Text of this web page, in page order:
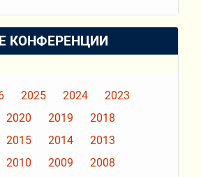
КОНФЕРЕНЦИИ
2025 2024
2023
2020 2019
2018
2015 2014
2013
2010 2009
2008